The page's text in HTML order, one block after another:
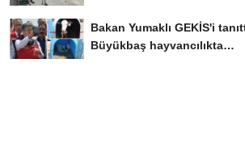
Bakan Yumaklı GEKİS'i
Büyükbaş hayvancılıkta